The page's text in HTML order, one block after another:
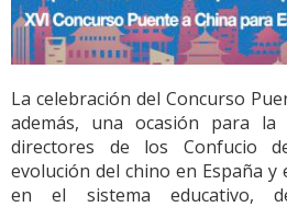
La celebración del Concurso
además, una ocasión para
directores de los Confucio
evolución del chino en España
en el sistema educativo,